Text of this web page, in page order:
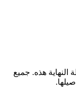
واتساب.
النهاية هذه. جميع